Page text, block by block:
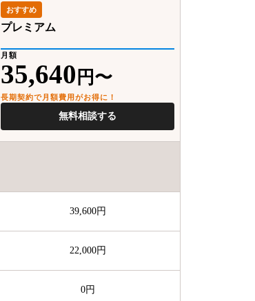
おすすめ
プレミアム
月額
35,640 円〜
長期契約で月額費用がお得に！
無料相談する
39,600円
22,000円
0円